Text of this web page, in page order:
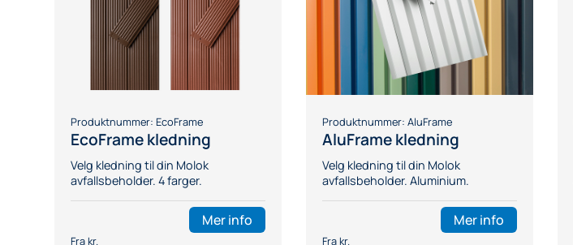
Produktnummer:EcoFrame
EcoFrame kledning
Velg kledning til din Molok
avfallsbeholder. 4 farger.
Mer info
Produktnummer:AluFrame
AluFrame kledning
Velg kledning til din Molok
avfallsbeholder. Aluminium.
Mer info